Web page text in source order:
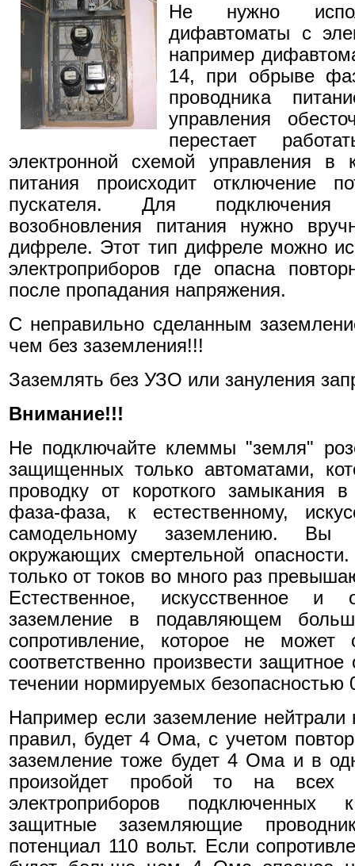
Не нужно
дифавтоматы с
например
14, при обрыве
проводника
управления
перестает
электронной схемой управления в
питания происходит отключение
пускателя. Для подключения
возобновления питания нужно
дифреле. Этот тип дифреле можно
электроприборов где опасна
после пропадания напряжения.
С неправильно сделанным
чем без заземления!!!
Заземлять без УЗО или зануления
Внимание!!!
Не подключайте клеммы "земля"
защищенных только автоматами,
проводку от короткого замыкания
фаза-фаза, к естественному,
самодельному заземлению. Вы
окружающих смертельной
только от токов во много раз
Естественное, искусственное и
заземление в подавляющем
сопротивление, которое не может
соответственно произвести
течении нормируемых безопасностью
Например если заземление нейтрали
правил, будет 4 Ома, с учетом
заземление тоже будет 4 Ома и в
произойдет пробой то на всех
электроприборов
защитные заземляющие
потенциал 110 вольт. Если